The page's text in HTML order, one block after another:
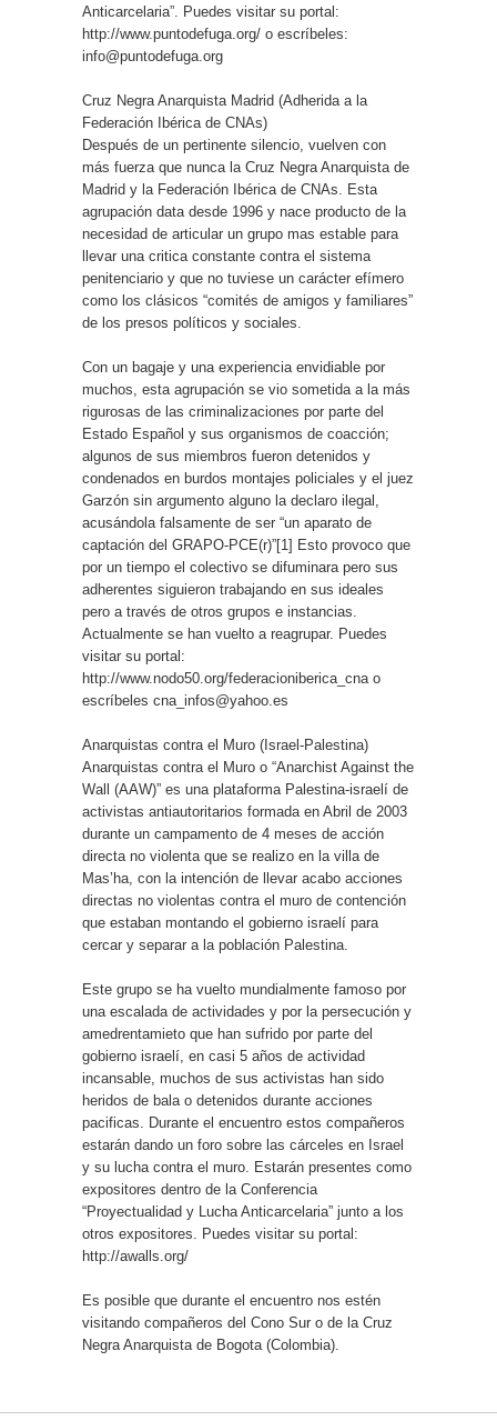
Anticarcelaria”. Puedes visitar su portal:
http://www.puntodefuga.org/ o escríbeles:
info@puntodefuga.org
Cruz Negra Anarquista Madrid (Adherida a la
Federación Ibérica de CNAs)
Después de un pertinente silencio, vuelven con
más fuerza que nunca la Cruz Negra Anarquista de
Madrid y la Federación Ibérica de CNAs. Esta
agrupación data desde 1996 y nace producto de la
necesidad de articular un grupo mas estable para
llevar una critica constante contra el sistema
penitenciario y que no tuviese un carácter efímero
como los clásicos “comités de amigos y familiares”
de los presos políticos y sociales.
Con un bagaje y una experiencia envidiable por
muchos, esta agrupación se vio sometida a la más
rigurosas de las criminalizaciones por parte del
Estado Español y sus organismos de coacción;
algunos de sus miembros fueron detenidos y
condenados en burdos montajes policiales y el juez
Garzón sin argumento alguno la declaro ilegal,
acusándola falsamente de ser “un aparato de
captación del GRAPO-PCE(r)”[1] Esto provoco que
por un tiempo el colectivo se difuminara pero sus
adherentes siguieron trabajando en sus ideales
pero a través de otros grupos e instancias.
Actualmente se han vuelto a reagrupar. Puedes
visitar su portal:
http://www.nodo50.org/federacioniberica_cna o
escríbeles cna_infos@yahoo.es
Anarquistas contra el Muro (Israel-Palestina)
Anarquistas contra el Muro o “Anarchist Against the
Wall (AAW)” es una plataforma Palestina-israelí de
activistas antiautoritarios formada en Abril de 2003
durante un campamento de 4 meses de acción
directa no violenta que se realizo en la villa de
Mas’ha, con la intención de llevar acabo acciones
directas no violentas contra el muro de contención
que estaban montando el gobierno israelí para
cercar y separar a la población Palestina.
Este grupo se ha vuelto mundialmente famoso por
una escalada de actividades y por la persecución y
amedrentamieto que han sufrido por parte del
gobierno israelí, en casi 5 años de actividad
incansable, muchos de sus activistas han sido
heridos de bala o detenidos durante acciones
pacificas. Durante el encuentro estos compañeros
estarán dando un foro sobre las cárceles en Israel
y su lucha contra el muro. Estarán presentes como
expositores dentro de la Conferencia
“Proyectualidad y Lucha Anticarcelaria” junto a los
otros expositores. Puedes visitar su portal:
http://awalls.org/
Es posible que durante el encuentro nos estén
visitando compañeros del Cono Sur o de la Cruz
Negra Anarquista de Bogota (Colombia).